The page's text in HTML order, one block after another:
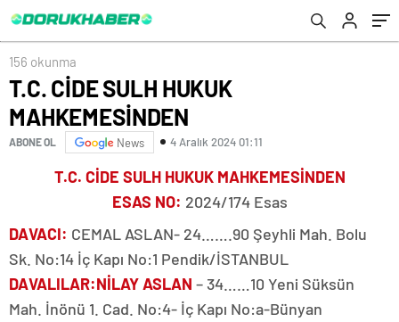
156 okunma
T.C. CİDE SULH HUKUK
MAHKEMESİNDEN
ABONE OL News 4 Aralık 2024 01:11
T.C. CİDE SULH HUKUK MAHKEMESİNDEN
ESAS NO: 2024/174 Esas
DAVACI: CEMAL ASLAN- 24…….90 Şeyhli Mah. Bolu
Sk. No:14 İç Kapı No:1 Pendik/İSTANBUL
DAVALILAR:NİLAY ASLAN – 34……10 Yeni Süksün
Mah. İnönü 1. Cad. No:4- İç Kapı No:a-Bünyan